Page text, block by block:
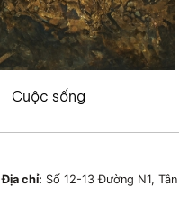
Cuộc sống
Địa chỉ: Số 12-13 Đường N1,